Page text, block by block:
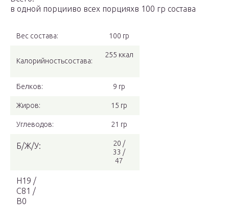
в одной порцииво всех порцияхв 100 гр состава
Вес состава: 100 гр
Калорийностьсостава:
255 ккал
Белков: 9 гр
Жиров: 15 гр
Углеводов: 21 гр
Б/Ж/У:
20 /
33 /
47
Н19 /
С81 /
В0